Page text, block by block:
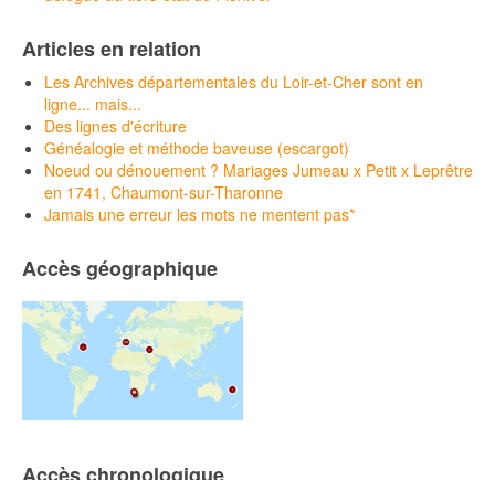
Articles en relation
Les Archives départementales du Loir-et-Cher sont en
ligne... mais...
Des lignes d'écriture
Généalogie et méthode baveuse (escargot)
Noeud ou dénouement ? Mariages Jumeau x Petit x Leprêtre
en 1741, Chaumont-sur-Tharonne
Jamais une erreur les mots ne mentent pas*
Accès géographique